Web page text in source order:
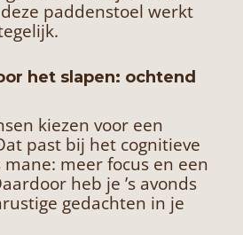
paddenstoel werkt
het slapen: ochtend
kiezen voor een
past bij het cognitieve
mane: meer focus en een
heb je ’s avonds
gedachten in je